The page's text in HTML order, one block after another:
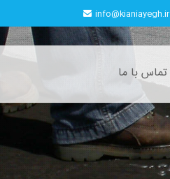
info@kianiayegh.ir
تماس با ما